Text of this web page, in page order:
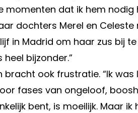
momenten dat ik hem nodig
dochters Merel en
in Madrid om haar zus bij
bijzonder.”
bracht ook frustratie. “Ik
fases van ongeloof,
bent, is moeilijk. Maar